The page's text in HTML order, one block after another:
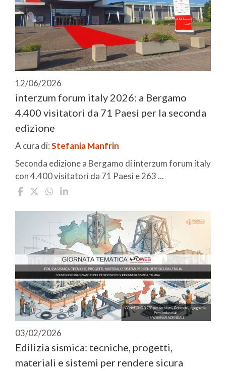
12/06/2026
interzum forum italy 2026: a Bergamo
4.400 visitatori da 71 Paesi per la seconda
edizione
A cura di:Stefania Manfrin
Seconda edizione a Bergamo di interzum forum italy
con 4.400 visitatori da 71 Paesi e 263 ...
03/02/2026
Edilizia sismica: tecniche, progetti,
materiali e sistemi per rendere sicura